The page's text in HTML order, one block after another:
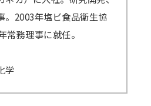
。2003年塩ビ食品衛生協
常務理事に就任。
学